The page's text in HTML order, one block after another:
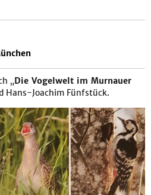
„Die Vogelwelt im Murnauer
Hans-Joachim Fünfstück.